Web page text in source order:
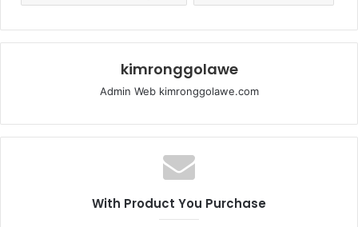
kimronggolawe
Admin Web kimronggolawe.com
With Product You Purchase